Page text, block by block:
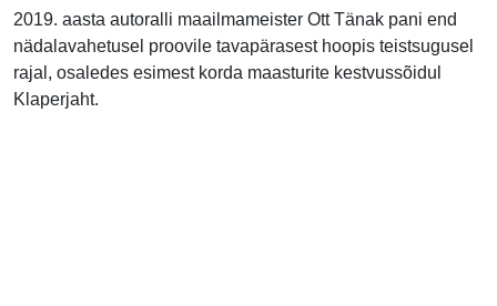
2019. aasta autoralli maailmameister Ott Tänak pani end
nädalavahetusel proovile tavapärasest hoopis teistsugusel
rajal, osaledes esimest korda maasturite kestvussõidul
Klaperjaht.